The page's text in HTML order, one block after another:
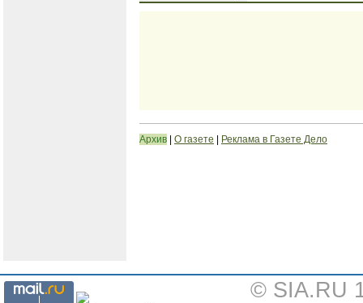
Архив О газете Реклама в Газете Дело
© SIA.RU